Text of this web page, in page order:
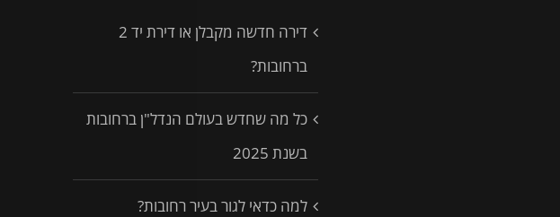
דירה חדשה מקבלן או דירת יד 2
ברחובות?
כל מה שחדש בעולם הנדל"ן ברחובות
בשנת 2025
למה כדאי לגור בעיר רחובות?